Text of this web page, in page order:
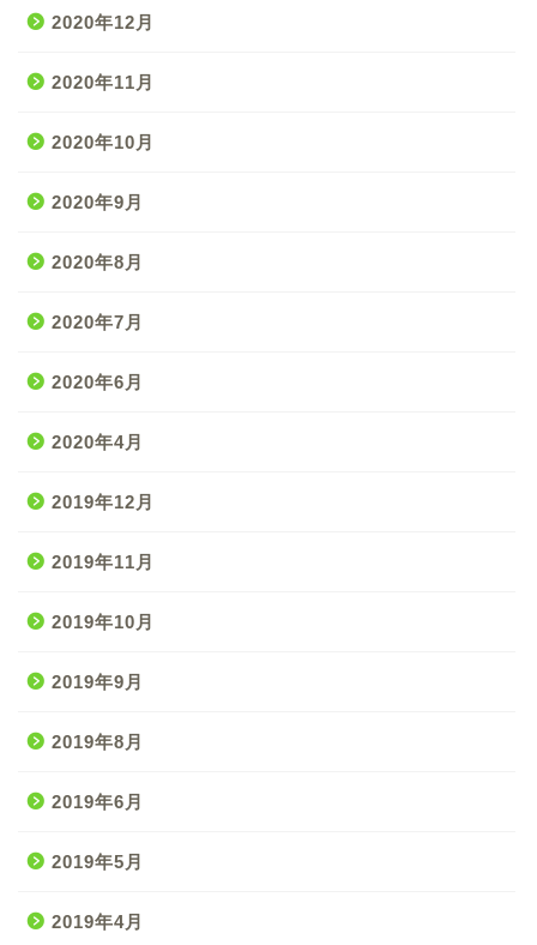
2020年12月
2020年11月
2020年10月
2020年9月
2020年8月
2020年7月
2020年6月
2020年4月
2019年12月
2019年11月
2019年10月
2019年9月
2019年8月
2019年6月
2019年5月
2019年4月